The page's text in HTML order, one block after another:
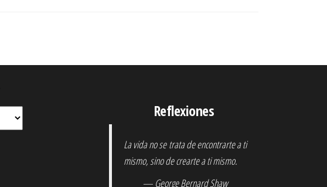
Reflexiones
La vida no se trata de encontrarte a ti
mismo, sino de crearte a ti mismo.
— George Bernard Shaw